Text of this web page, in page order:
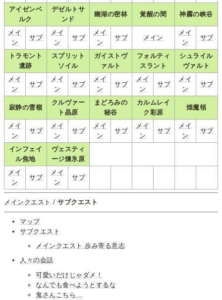
アイゼンベ
ルク
デゼルトサ
ンド
幽湖の密林 覚醒の間 神霧の峡谷
メイ
ン
サブ
メイ
ン
サブ
メイ
ン
サブ メイン
メイ
ン
サブ
トラモント
遺跡
スプリット
ソイル
ガイストヴ
ァルト
フォルティ
スラント
シュライル
ヴァルト
メイ
ン
サブ
メイ
ン
サブ
メイ
ン
サブ
メイ
ン
サブ
メイ
ン
サブ
寂静の雪嶺
クルヴァー
ト晶原
まどろみの
秘谷
カルムレイ
ク彩原
煌魔領
メイ
ン
サブ
メイ
ン
サブ
メイ
ン
サブ
メイ
ン
サブ
メイ
ン
サブ
インフェイ
ル焦地
ヴェスティ
ージ煉氷原
メイ
ン
サブ
メイ
ン
サブ
メインクエスト /サブクエスト
マップ
サブクエスト
メインクエスト 歩み寄る意志
人々の会話
可愛いだけじゃダメ！
なんでも食べようとするな
鬼さんこちら…